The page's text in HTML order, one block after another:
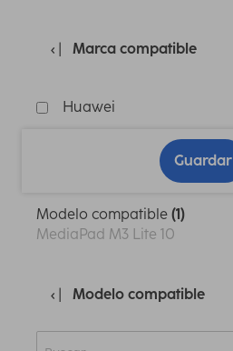
Marca compatible
Huawei
Guardar
Modelo compatible (1)
MediaPad M3 Lite 10
Modelo compatible